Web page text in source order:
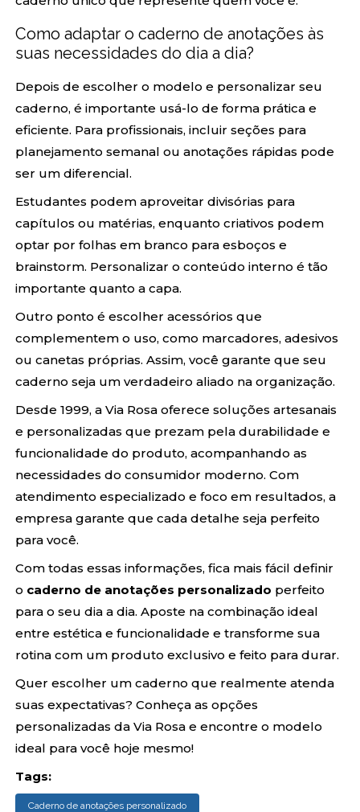
Como adaptar o caderno de anotações às
suas necessidades do dia a dia?
Depois de escolher o modelo e personalizar seu
caderno, é importante usá-lo de forma prática e
eficiente. Para profissionais, incluir seções para
planejamento semanal ou anotações rápidas pode
ser um diferencial.
Estudantes podem aproveitar divisórias para
capítulos ou matérias, enquanto criativos podem
optar por folhas em branco para esboços e
brainstorm. Personalizar o conteúdo interno é tão
importante quanto a capa.
Outro ponto é escolher acessórios que
complementem o uso, como marcadores, adesivos
ou canetas próprias. Assim, você garante que seu
caderno seja um verdadeiro aliado na organização.
Desde 1999, a Via Rosa oferece soluções artesanais
e personalizadas que prezam pela durabilidade e
funcionalidade do produto, acompanhando as
necessidades do consumidor moderno. Com
atendimento especializado e foco em resultados, a
empresa garante que cada detalhe seja perfeito
para você.
Com todas essas informações, fica mais fácil definir
o caderno de anotações personalizado perfeito
para o seu dia a dia. Aposte na combinação ideal
entre estética e funcionalidade e transforme sua
rotina com um produto exclusivo e feito para durar.
Quer escolher um caderno que realmente atenda
suas expectativas? Conheça as opções
personalizadas da Via Rosa e encontre o modelo
ideal para você hoje mesmo!
Tags:
Caderno de anotações personalizado